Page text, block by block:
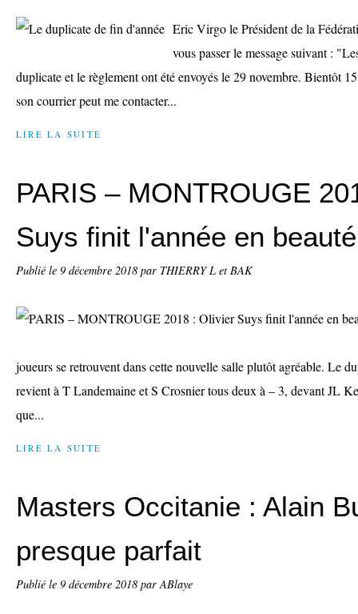
Eric Virgo le Président de la
vous passer le message suivant :
duplicate et le règlement ont été envoyés le 29 novembre. Bientôt
son courrier peut me contacter...
LIRE LA SUITE
PARIS – MONTROUGE
Suys finit l'année en beauté
Publié le 9 décembre 2018 par THIERRY L et BAK
joueurs se retrouvent dans cette nouvelle salle plutôt agréable. Le
revient à T Landemaine et S Crosnier tous deux à – 3, devant JL
que...
LIRE LA SUITE
Masters Occitanie : Alain
presque parfait
Publié le 9 décembre 2018 par ABlaye